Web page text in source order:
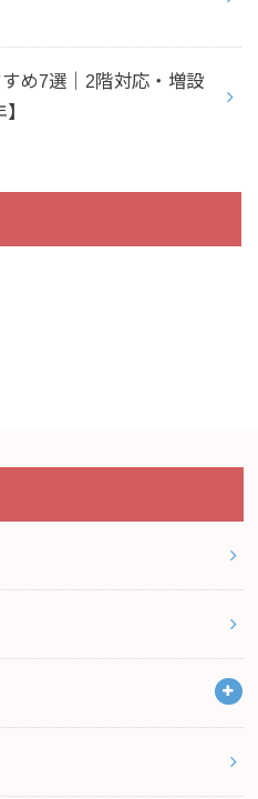
め7選｜2階対応・増設